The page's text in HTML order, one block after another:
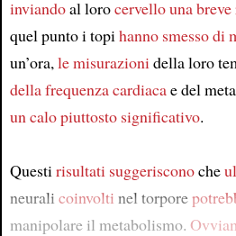
inviandoal lorocervellouna
quel punto i topi hanno smesso di
un’ora, le misurazioni della loro
della frequenza cardiacae del
un calo piuttosto significativo.
Questi risultati suggerisconoche
neurali coinvolti nel torpore
manipolare il metabolismo.